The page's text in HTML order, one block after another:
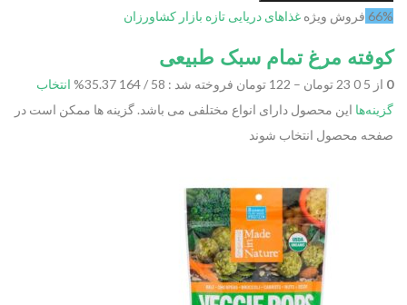
66% فروش ویژه غذاهای دریایی تازه بازار کشاورزان
کوفته مرغ تمام سبک طبیعی
0 از 5 0 فروخته شد : 58 / 164 35.37%
انتخاب
گزینه‌ها این محصول دارای انواع مختلفی می باشد. گزینه ها ممکن است در
صفحه محصول انتخاب شوند